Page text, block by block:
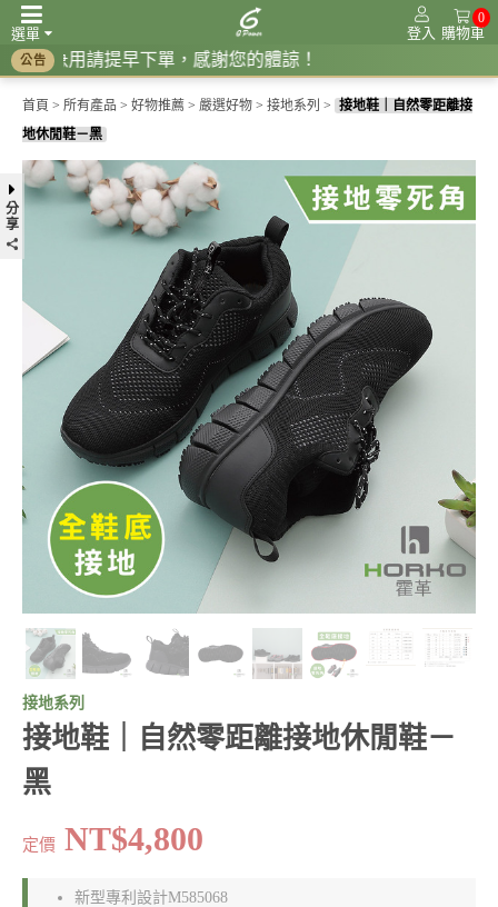
選單 購物車
0
登入
頻率共振系列
調節生理時鐘系列 紅光系列
公告
單，感謝您的體諒！
首頁 > 所有產品 > 好物推薦 > 嚴選好物 > 接地系列 > 接地鞋｜自然零距離接
地休閒鞋－黑
接地系列
接地鞋｜自然零距離接地休閒鞋－
黑
定價 NT$4,800
新型專利設計M585068
分
享